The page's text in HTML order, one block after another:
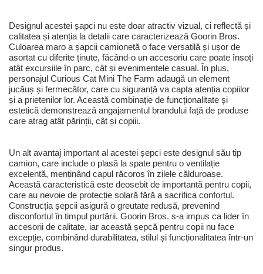
Designul acestei șapci nu este doar atractiv vizual, ci reflectă și
calitatea și atenția la detalii care caracterizează Goorin Bros.
Culoarea maro a șapcii camionetă o face versatilă și ușor de
asortat cu diferite ținute, făcând-o un accesoriu care poate însoți
atât excursiile în parc, cât și evenimentele casual. În plus,
personajul Curious Cat Mini The Farm adaugă un element
jucăuș și fermecător, care cu siguranță va capta atenția copiilor
și a prietenilor lor. Această combinație de funcționalitate și
estetică demonstrează angajamentul brandului față de produse
care atrag atât părinții, cât și copiii.
Un alt avantaj important al acestei șepci este designul său tip
camion, care include o plasă la spate pentru o ventilație
excelentă, menținând capul răcoros în zilele călduroase.
Această caracteristică este deosebit de importantă pentru copii,
care au nevoie de protecție solară fără a sacrifica confortul.
Construcția șepcii asigură o greutate redusă, prevenind
disconfortul în timpul purtării. Goorin Bros. s-a impus ca lider în
accesorii de calitate, iar această șepcă pentru copii nu face
excepție, combinând durabilitatea, stilul și funcționalitatea într-un
singur produs.